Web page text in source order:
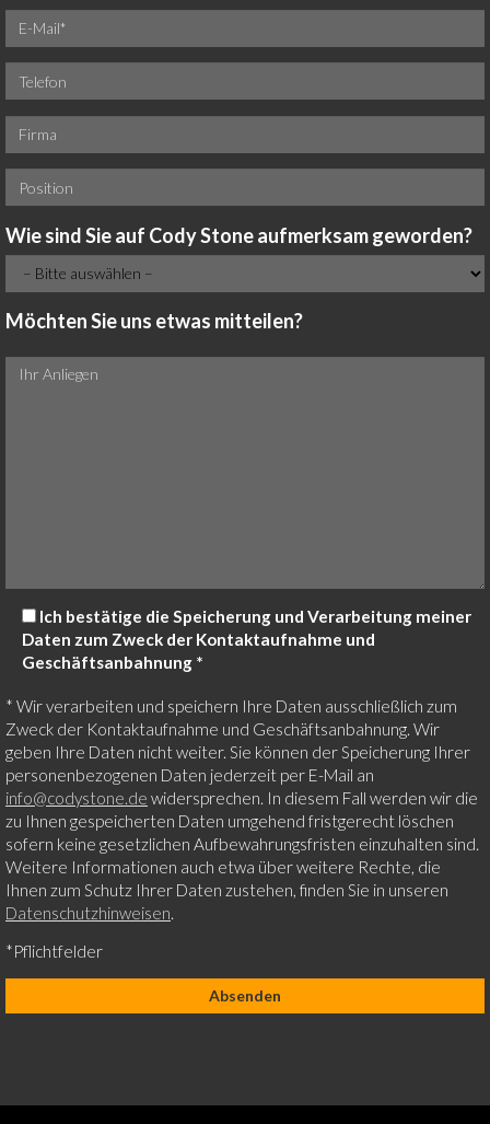
Wie sind Sie auf Cody Stone aufmerksam geworden?
Möchten Sie uns etwas mitteilen?
Ich bestätige die Speicherung und Verarbeitung meiner
Daten zum Zweck der Kontaktaufnahme und
Geschäftsanbahnung *
* Wir verarbeiten und speichern Ihre Daten ausschließlich zum
Zweck der Kontaktaufnahme und Geschäftsanbahnung. Wir
geben Ihre Daten nicht weiter. Sie können der Speicherung Ihrer
personenbezogenen Daten jederzeit per E-Mail an
info@codystone.de widersprechen. In diesem Fall werden wir die
zu Ihnen gespeicherten Daten umgehend fristgerecht löschen
sofern keine gesetzlichen Aufbewahrungsfristen einzuhalten sind.
Weitere Informationen auch etwa über weitere Rechte, die
Ihnen zum Schutz Ihrer Daten zustehen, finden Sie in unseren
Datenschutzhinweisen.
*Pflichtfelder